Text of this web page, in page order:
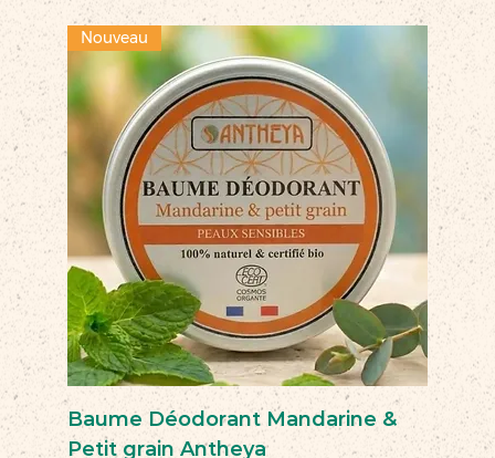
Nouveau
Baume Déodorant Mandarine &
Petit grain Antheya